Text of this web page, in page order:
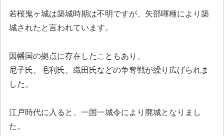
若桜鬼ヶ城は築城時期は不明ですが、矢部暉種により築
城されたと言われています。
因幡国の拠点に存在したこともあり、
尼子氏、毛利氏、織田氏などの争奪戦が繰り広げられま
した。
江戸時代に入ると、一国一城令により廃城となりまし
た。